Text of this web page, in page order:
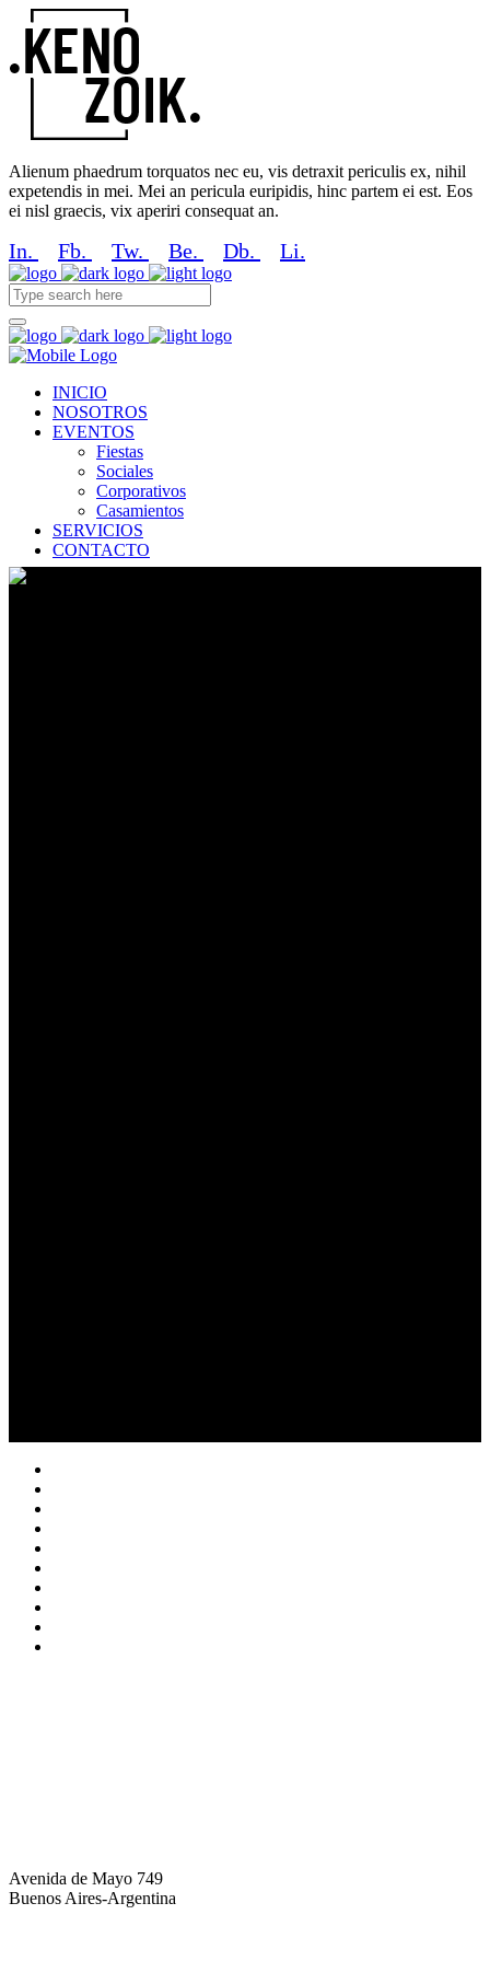
Alienum phaedrum torquatos nec eu, vis detraxit periculis ex, nihil
expetendis in mei. Mei an pericula euripidis, hinc partem ei est. Eos
ei nisl graecis, vix aperiri consequat an.
In. Fb. Tw. Be. Db. Li.
INICIO
NOSOTROS
EVENTOS
Fiestas
Sociales
Corporativos
Casamientos
SERVICIOS
CONTACTO
Avenida de Mayo 749
Buenos Aires-Argentina